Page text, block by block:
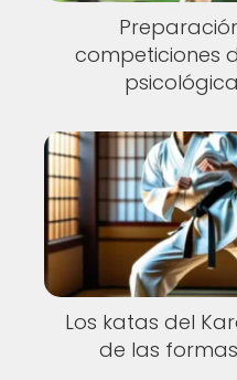
competiciones
Los katas del
de las